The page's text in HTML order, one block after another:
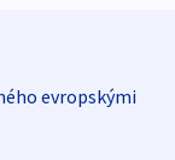
evropskými